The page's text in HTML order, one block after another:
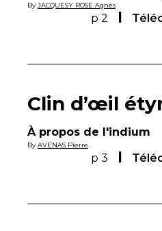
By JACQUESY ROSE Agnès
p 2
Clin d’œil
À propos de l'indium
By AVENAS Pierre
p 3